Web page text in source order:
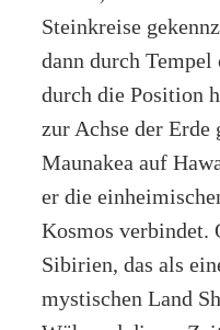
Steinkreise
dann durch
durch die Position
zur Achse der Erde
Maunakea auf
er die
Kosmos verbindet.
Sibirien, das als
mystischen Land